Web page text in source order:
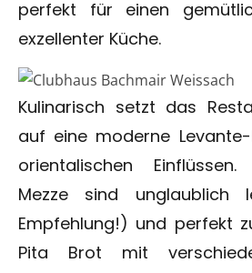
perfekt für einen
exzellenter Küche.
Kulinarisch setzt das
auf eine moderne
orientalischen
Mezze sind unglaublich
Empfehlung!) und perfekt
Pita Brot mit